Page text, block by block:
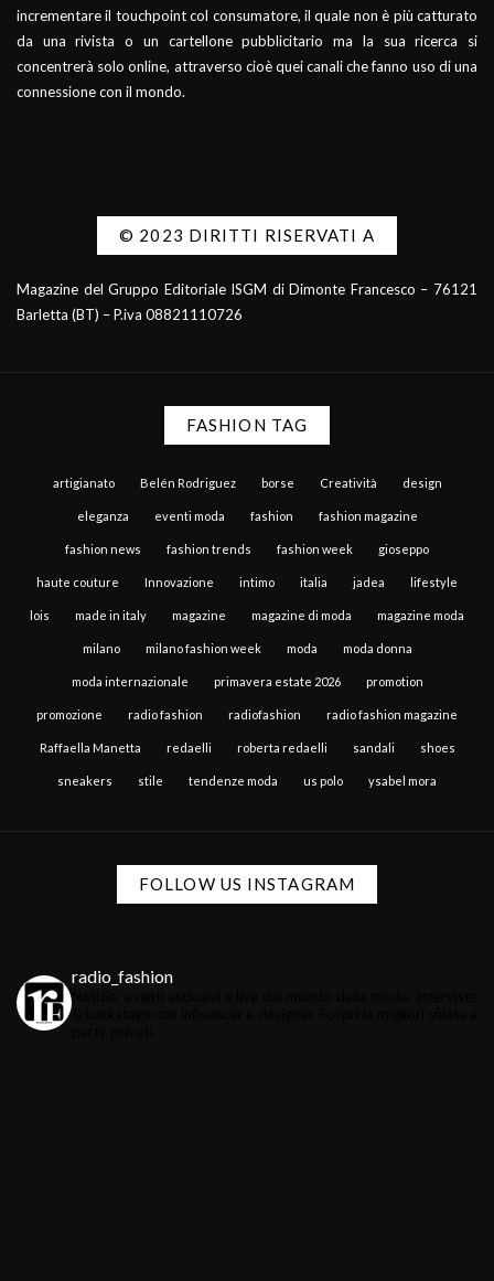
incrementare il touchpoint col consumatore, il quale non è più catturato
da una rivista o un cartellone pubblicitario ma la sua ricerca si
concentrerà solo online, attraverso cioè quei canali che fanno uso di una
connessione con il mondo.
© 2023 DIRITTI RISERVATI A
Magazine del Gruppo Editoriale ISGM di Dimonte Francesco – 76121
Barletta (BT) – P.iva 08821110726
FASHION TAG
artigianato Belén Rodriguez borse Creatività design
eleganza eventi moda fashion fashion magazine
fashion news fashion trends fashion week gioseppo
haute couture Innovazione intimo italia jadea lifestyle
lois made in italy magazine magazine di moda magazine moda
milano milano fashion week moda moda donna
moda internazionale primavera estate 2026 promotion
promozione radio fashion radiofashion radio fashion magazine
Raffaella Manetta redaelli roberta redaelli sandali shoes
sneakers stile tendenze moda us polo ysabel mora
FOLLOW US INSTAGRAM
radio_fashion